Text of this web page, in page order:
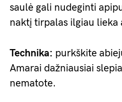
saulė gali nudeginti
naktį tirpalas ilgiau lieka
Technika: purkškite
Amarai dažniausiai
nematote.